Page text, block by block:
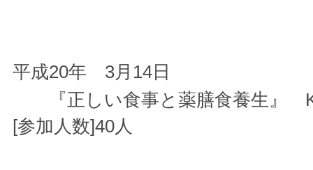
平成20年 3月14日
『正しい食事と薬膳食養生』
[参加人数]40人